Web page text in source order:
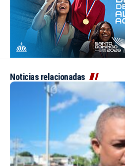
Noticias relacionadas